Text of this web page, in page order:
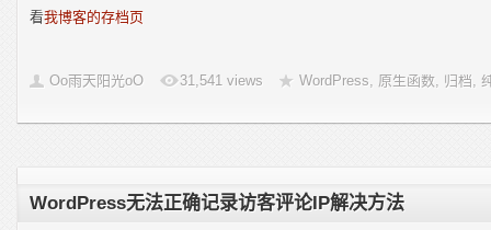
看我博客的存档页
Oo雨天阳光oO 31,541 views WordPress, 原生函数, 归档,
WordPress无法正确记录访客评论IP解决方法